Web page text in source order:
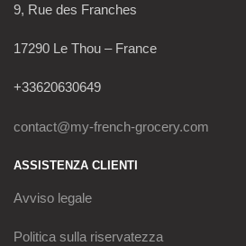
9, Rue des Franches
17290 Le Thou – France
+33620630649
contact@my-french-grocery.com
ASSISTENZA CLIENTI
Avviso legale
Politica sulla riservatezza